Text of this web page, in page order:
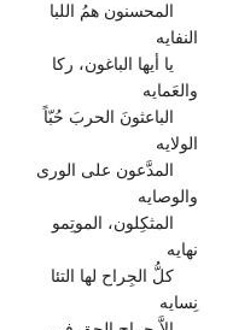
المحسنون همُ اللبا
النفايه
يا أيها الباغون، ركا
والعَمايه
الباعثونَ الحربَ حُبّاً
الولايه
المدَّعون على الورى
والوصايه
المثكِلون، الموتِمو
نهايه
كلُّ الجِراح لها التئا
نِسايه